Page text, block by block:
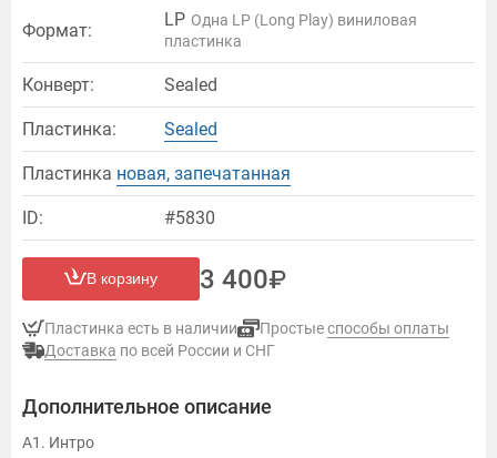
Формат: LP Одна LP (Long Play) виниловая
пластинка
Конверт: Sealed
Пластинка: Sealed
Пластинка новая, запечатанная
ID: #5830
В корзину 3 400
Пластинка есть в наличии Простыеспособы оплаты
Доставка по всей России и СНГ
Дополнительное описание
A1. Интро